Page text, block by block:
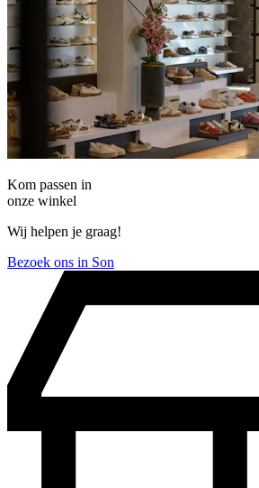
Kom passen in
onze winkel
Wij helpen je graag!
Bezoek ons in Son